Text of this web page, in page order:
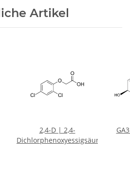
Artikel
2,4-D | 2,4-
Dichlorphenoxyessigsäure